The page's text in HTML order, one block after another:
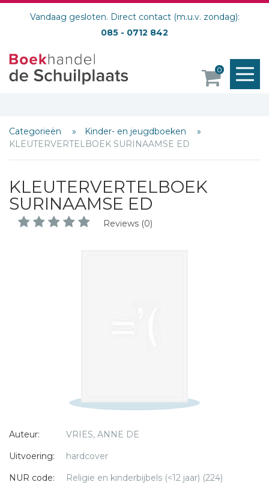
Vandaag gesloten. Direct contact (m.u.v. zondag):
085 - 0712 842
0
Categorieën
Kinder- en jeugdboeken
KLEUTERVERTELBOEK SURINAAMSE ED
KLEUTERVERTELBOEK
SURINAAMSE ED
Reviews (0)
Auteur:
VRIES, ANNE DE
Uitvoering:
hardcover
NUR code:
Religie en kinderbijbels (<12 jaar) (224)
Schrijf hieronder je review!
Sterren